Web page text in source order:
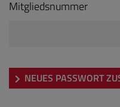
Mitgliedsnummer
NEUES PASSWORT